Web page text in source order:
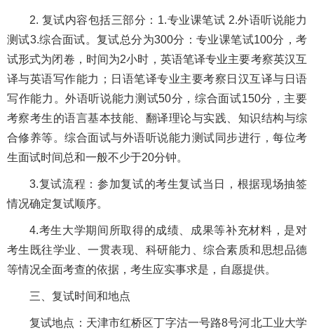
2. 复试内容包括三部分：1.专业课笔试 2.外语听说能力
测试3.综合面试。复试总分为300分：专业课笔试100分，考
试形式为闭卷，时间为2小时，英语笔译专业主要考察英汉互
译与英语写作能力；日语笔译专业主要考察日汉互译与日语
写作能力。外语听说能力测试50分，综合面试150分，主要
考察考生的语言基本技能、翻译理论与实践、知识结构与综
合修养等。综合面试与外语听说能力测试同步进行，每位考
生面试时间总和一般不少于20分钟。
3.复试流程：参加复试的考生复试当日，根据现场抽签
情况确定复试顺序。
4.考生大学期间所取得的成绩、成果等补充材料，是对
考生既往学业、一贯表现、科研能力、综合素质和思想品德
等情况全面考查的依据，考生应实事求是，自愿提供。
三、复试时间和地点
复试地点：天津市红桥区丁字沽一号路8号河北工业大学